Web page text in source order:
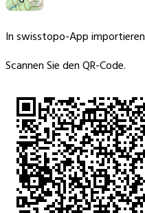
In swisstopo-App importieren
Scannen Sie den QR-Code.